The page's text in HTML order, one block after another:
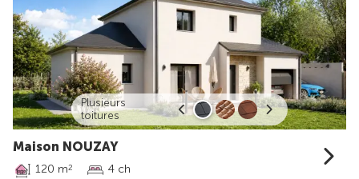
Maison NOUZAY
120 m2 4 ch
Plusieurs
toitures